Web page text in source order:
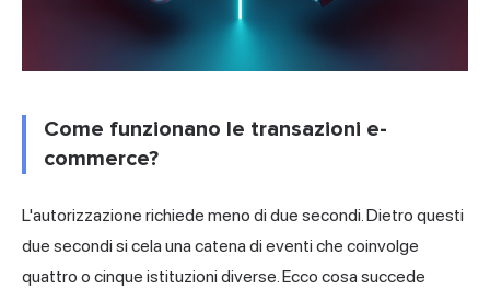
Come funzionano le transazioni e-
commerce?
L'autorizzazione richiede meno di due secondi. Dietro questi
due secondi si cela una catena di eventi che coinvolge
quattro o cinque istituzioni diverse. Ecco cosa succede